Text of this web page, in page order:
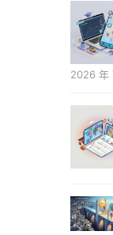
2026 年